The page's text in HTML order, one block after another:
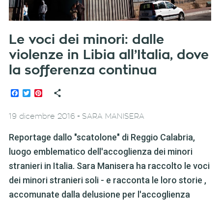
Le voci dei minori: dalle
violenze in Libia all’Italia, dove
la sofferenza continua
Facebook
TwitterPinterest
19 dicembre 2016- SARA MANISERA
Reportage dallo "scatolone" di Reggio Calabria,
luogo emblematico dell'accoglienza dei minori
stranieri in Italia. Sara Manisera ha raccolto le voci
dei minori stranieri soli - e racconta le loro storie ,
accomunate dalla delusione per l'accoglienza